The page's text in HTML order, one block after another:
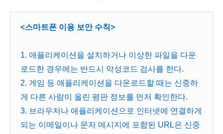
<스마트폰 이용 보안 수칙>
1. 애플리케이션을 설치하거나 이상한 파일을 다운
로드한 경우에는 반드시 악성코드 검사를 한다.
2. 게임 등 애플리케이션을 다운로드할 때는 신중하
게 다른 사람이 올린 평판 정보를 먼저 확인한다.
3. 브라우저나 애플리케이션으로 인터넷에 연결하게
되는 이메일이나 문자 메시지에 포함된 URL은 신중